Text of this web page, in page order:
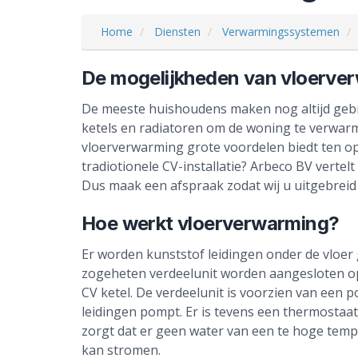
Home Diensten Verwarmingssystemen
De mogelijkheden van
De meeste huishoudens maken nog altijd
ketels en radiatoren om de woning te
vloerverwarming grote voordelen biedt ten
tradiotionele CV-installatie? Arbeco BV
Dus maak een afspraak zodat wij u
Hoe werkt vloerverwarming?
Er worden kunststof leidingen onder de vloer
zogeheten verdeelunit worden aangesloten
CV ketel. De verdeelunit is voorzien van een
leidingen pompt. Er is tevens een
zorgt dat er geen water van een te hoge
kan stromen.